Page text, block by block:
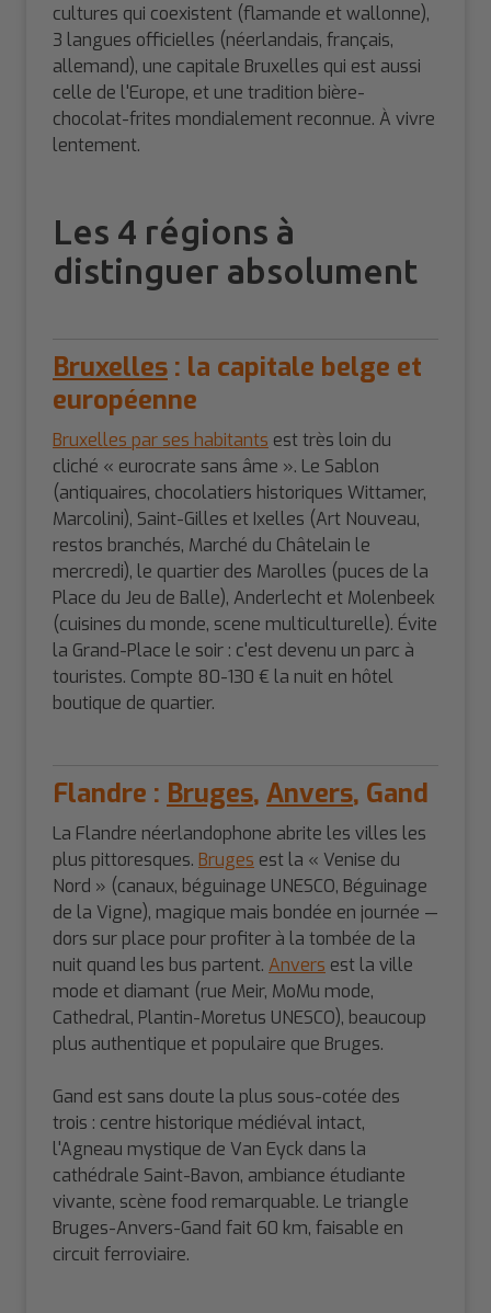
cultures qui coexistent (flamande et wallonne),
3 langues officielles (néerlandais, français,
allemand), une capitale Bruxelles qui est aussi
celle de l'Europe, et une tradition bière-
chocolat-frites mondialement reconnue. À vivre
lentement.
Les 4 régions à
distinguer absolument
Bruxelles : la capitale belge et
européenne
Bruxelles par ses habitants est très loin du
cliché « eurocrate sans âme ». Le Sablon
(antiquaires, chocolatiers historiques Wittamer,
Marcolini), Saint-Gilles et Ixelles (Art Nouveau,
restos branchés, Marché du Châtelain le
mercredi), le quartier des Marolles (puces de la
Place du Jeu de Balle), Anderlecht et Molenbeek
(cuisines du monde, scene multiculturelle). Évite
la Grand-Place le soir : c'est devenu un parc à
touristes. Compte 80-130 € la nuit en hôtel
boutique de quartier.
Flandre : Bruges, Anvers, Gand
La Flandre néerlandophone abrite les villes les
plus pittoresques. Bruges est la « Venise du
Nord » (canaux, béguinage UNESCO, Béguinage
de la Vigne), magique mais bondée en journée —
dors sur place pour profiter à la tombée de la
nuit quand les bus partent. Anvers est la ville
mode et diamant (rue Meir, MoMu mode,
Cathedral, Plantin-Moretus UNESCO), beaucoup
plus authentique et populaire que Bruges.
Gand est sans doute la plus sous-cotée des
trois : centre historique médiéval intact,
l'Agneau mystique de Van Eyck dans la
cathédrale Saint-Bavon, ambiance étudiante
vivante, scène food remarquable. Le triangle
Bruges-Anvers-Gand fait 60 km, faisable en
circuit ferroviaire.